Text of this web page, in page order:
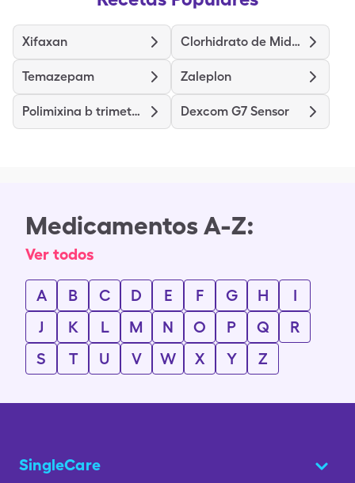
Xifaxan Clorhidrato de Midodrina
Temazepam Zaleplon
Polimixina b trimetoprima Dexcom G7 Sensor
Medicamentos A-Z:
Ver todos
A B C D E F G H
I
J
K L M N O P Q
R
S
T U V W X Y Z
SingleCare